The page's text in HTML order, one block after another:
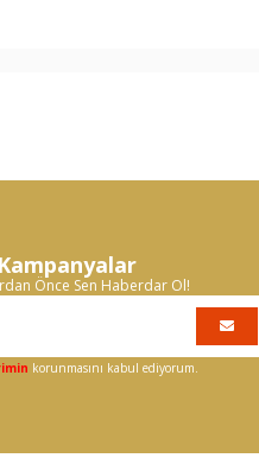
Önce Sen Haberdar Ol!
korunmasını kabul ediyorum.